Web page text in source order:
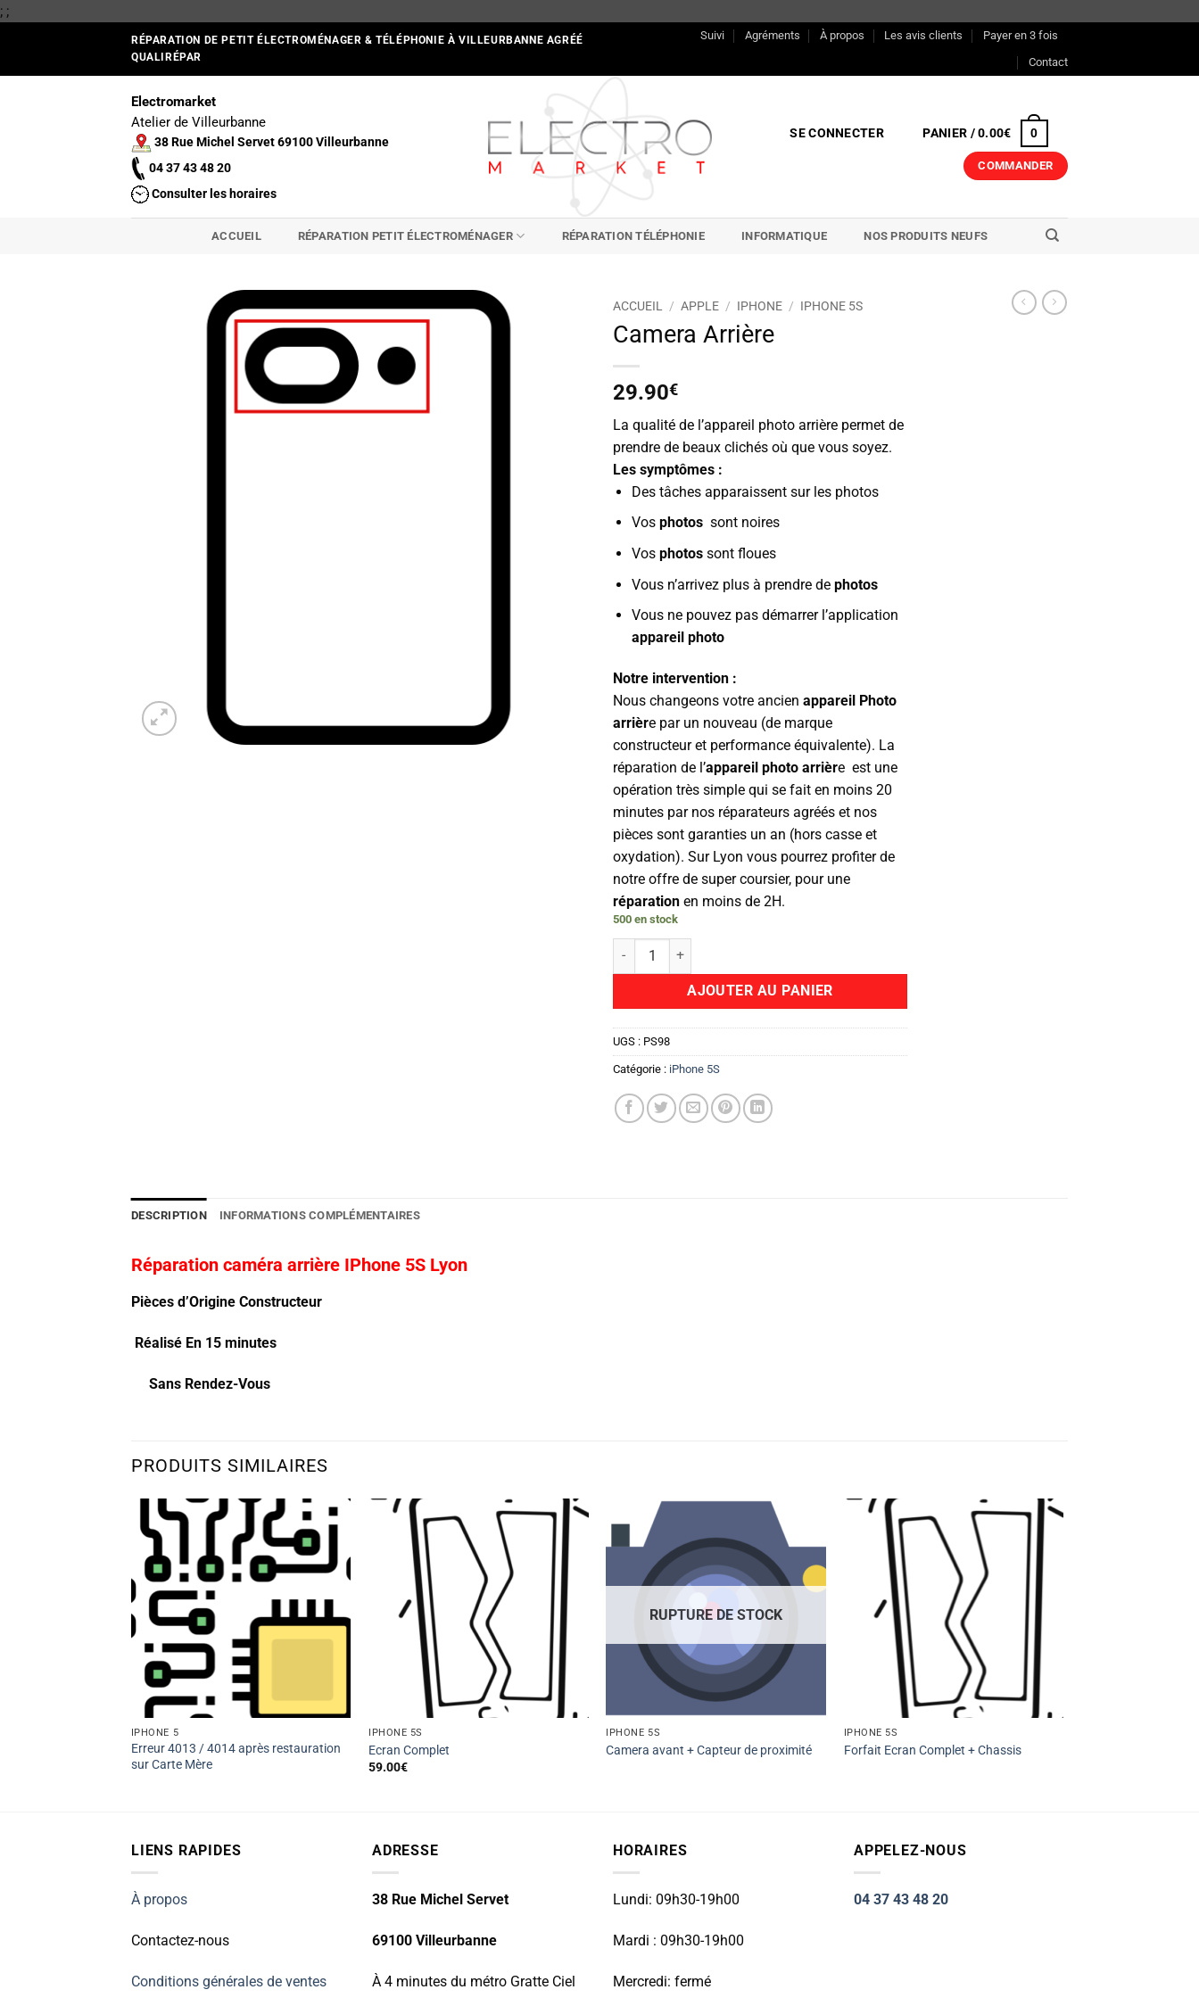
; ;Passer
RÉPARATION DE PETIT ÉLECTROMÉNAGER & TÉLÉPHONIE À VILLEURBANNE AGRÉÉ
QUALIRÉPAR
Suivi Agréments À propos Les avis clients
Payer en 3 fois
Contact
Electromarket
Atelier de Villeurbanne
38 Rue Michel Servet 69100 Villeurbanne
04 37 43 48 20
Consulter les horaires
SE CONNECTER PANIER /0.00€ 0
COMMANDER
ACCUEIL RÉPARATION PETIT ÉLECTROMÉNAGER RÉPARATION TÉLÉPHONIE INFORMATIQUE NOS PRODUITS NEUFS
ACCUEIL / APPLE / IPHONE / IPHONE 5S
Camera Arrière
29.90€
La qualité de l’appareil photo arrière permet de
prendre de beaux clichés où que vous soyez.
Les symptômes :
Des tâches apparaissent sur les photos
Vos photossont noires
Vos photossont floues
Vous n’arrivez plus à prendre de photos
Vous ne pouvez pas démarrer l’application
appareil photo
Notre intervention :
Nous changeons votre ancien appareil Photo
arrière par un nouveau (de marque
constructeur et performance équivalente). La
réparation de l’appareil photo arrière est une
opération très simple qui se fait en moins 20
minutes par nos réparateurs agréés et nos
pièces sont garanties un an (hors casse et
oxydation). Sur Lyon vous pourrez profiter de
notre offre de super coursier, pour une
réparation en moins de 2H.
500 en stock
quantité de Camera Arrière
AJOUTER AU PANIER
UGS : PS98
Catégorie : iPhone 5S
DESCRIPTION INFORMATIONS COMPLÉMENTAIRES
Réparation caméra arrière IPhone 5S Lyon
Pièces d’Origine Constructeur
Réalisé En 15 minutes
Sans Rendez-Vous
PRODUITS SIMILAIRES
IPHONE 5
Erreur 4013 / 4014 après restauration
sur Carte Mère
IPHONE 5S
Ecran Complet
59.00€
RUPTURE DE STOCK
IPHONE 5S
Camera avant + Capteur de proximité
IPHONE 5S
Forfait Ecran Complet + Chassis
LIENS RAPIDES
À propos
Contactez-nous
Conditions générales de ventes
ADRESSE
38 Rue Michel Servet
69100 Villeurbanne
À 4 minutes du métro Gratte Ciel
HORAIRES
Lundi: 09h30-19h00
Mardi : 09h30-19h00
Mercredi: fermé
APPELEZ-NOUS
04 37 43 48 20